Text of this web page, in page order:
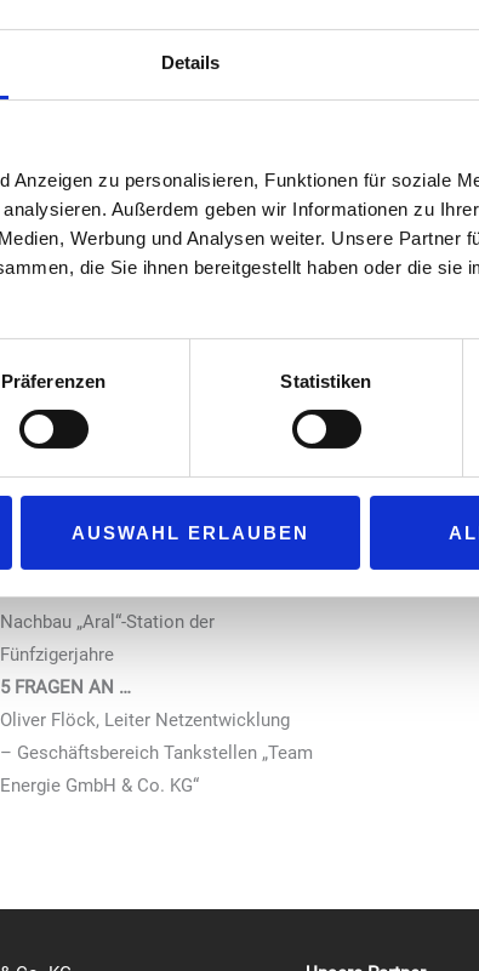
Details
Anzeigen zu personalisieren, Funktionen für soziale
Außerdem geben wir Informationen zu
Werbung und Analysen weiter. Unsere Partner
die Sie ihnen bereitgestellt haben oder die sie
Präferenzen Statistiken
AUSWAHL ERLAUBEN
Familienbetrieben
Neue Trends bei Digital-out-of-Home
Tabakwaren
Neue Produkte
Kassenzone
TIV
CARWASH & CARCARE
LADENBAU
Shopumbau von „Carstens“ in
Nachbau „Aral“-Station der
Fünfzigerjahre
5 FRAGEN AN …
Oliver Flöck, Leiter Netzentwicklung
– Geschäftsbereich Tankstellen „Team
Energie GmbH & Co. KG“